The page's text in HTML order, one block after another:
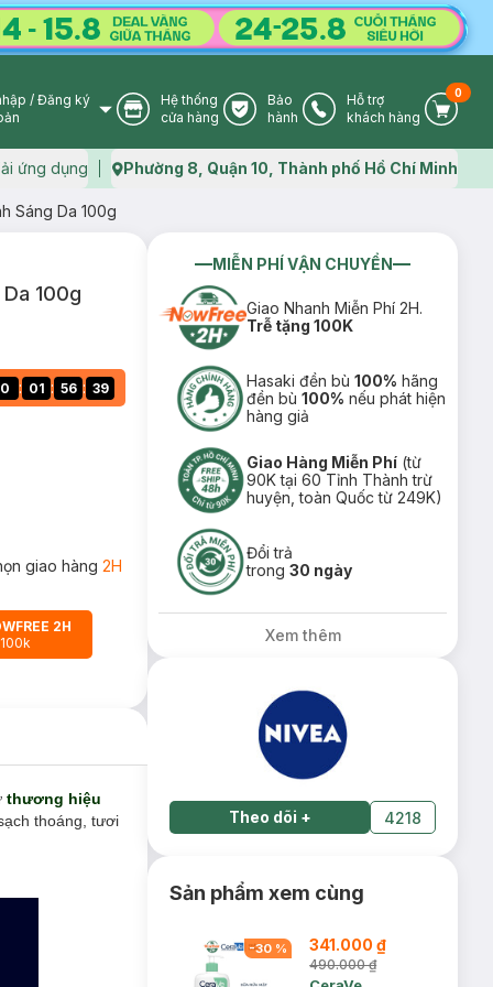
User Icon
/ Đăng ký
Store Icon
Hệ thống
cửa hàng
Warranty Icon
Bảo
hành
Phone Icon
Hỗ trợ
khách hàng
Cart
0
ứng dụng Map icon
Phường 8, Quận 10, Thành phố Hồ Chí Minh
Sáng Da 100g
100g
0 : 01 : 56 : 38
giao hàng 2H
2H
thương hiệu
thoáng, tươi
MIỄN PHÍ VẬN CHUYỂN
Giao Nhanh Miễn Phí 2H.
Trễ tặng 100K
Hasaki đền bù100% hãng
đền bù100% nếu phát hiện
hàng giả
Giao Hàng Miễn Phí (từ
90K tại 60 Tỉnh Thành trừ
huyện, toàn Quốc từ 249K)
Đổi trả
trong30 ngày
Xem thêm
Theo dõi + 4218
Sản phẩm xem cùng
-30 % 341.000 ₫
490.000 ₫